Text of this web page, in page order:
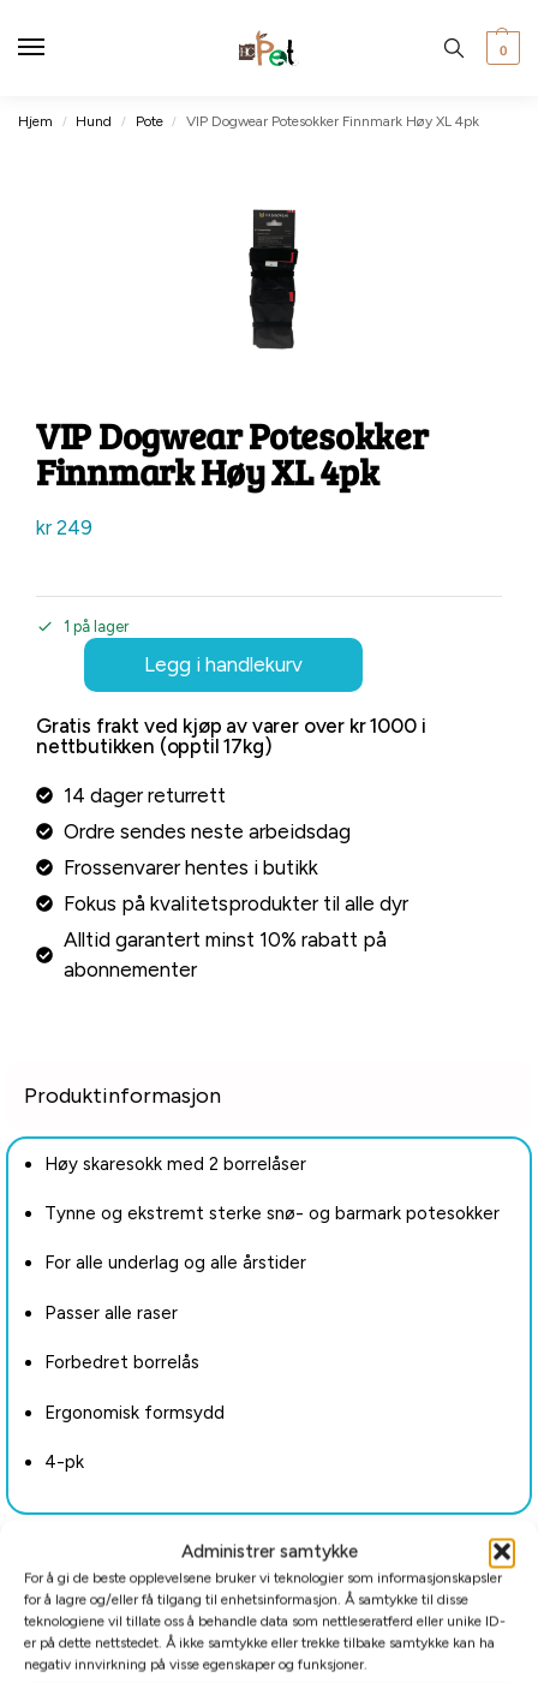
Administrer samtykke
For å gi de beste opplevelsene bruker vi teknologier som informasjonskapsler
for å lagre og/eller få tilgang til enhetsinformasjon. Å samtykke til disse
teknologiene vil tillate oss å behandle data som nettleseratferd eller unike ID-
er på dette nettstedet. Å ikke samtykke eller trekke tilbake samtykke kan ha
negativ innvirkning på visse egenskaper og funksjoner.
0
Hjem / Hund / Pote / VIP Dogwear Potesokker Finnmark Høy XL 4pk
VIP Dogwear Potesokker
Finnmark Høy XL 4pk
kr249
1 på lager
Legg i handlekurv
Gratis frakt ved kjøp av varer over kr 1000 i
nettbutikken (opptil 17kg)
14 dager returrett
Ordre sendes neste arbeidsdag
Frossenvarer hentes i butikk
Fokus på kvalitetsprodukter til alle dyr
Alltid garantert minst 10% rabatt på
abonnementer
Produktinformasjon
Høy skaresokk med 2 borrelåser
Tynne og ekstremt sterke snø- og barmark potesokker
For alle underlag og alle årstider
Passer alle raser
Forbedret borrelås
Ergonomisk formsydd
4-pk
Tilleggsinformasjon
Relaterte produkter